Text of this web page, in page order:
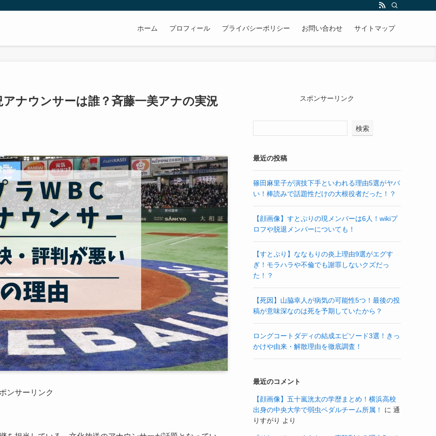
ホーム プロフィール プライバシーポリシー お問い合わせ サイトマップ
ナウンサーは誰？斉藤一美アナの実況
ンサーリンク
スポンサーリンク
検索
最近の投稿
篠田麻里子が演技下手といわれる理由5選がヤバ
い！棒読みで話題性だけの大根役者だった！？
【顔画像】すとぷりの現メンバーは6人！wikiプ
ロフや脱退メンバーについても！
【すとぷり】ななもりの炎上理由9選がエグす
ぎ！モラハラや不倫でも謝罪しないクズだっ
た！？
【死因】山脇幸人が病気の可能性5つ！最後の投
稿が意味深なのは死を予期していたから？
ロングコートダディの結成エピソード3選！きっ
かけや由来・解散理由を徹底調査！
最近のコメント
【顔画像】五十嵐洸太の学歴まとめ！横浜高校
出身の中央大学で弱虫ペダルチーム所属！
に 通
りすがり より